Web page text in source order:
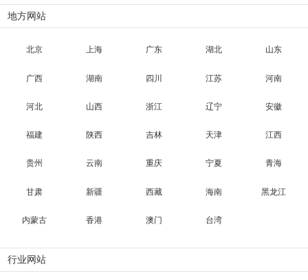
地方网站
北京 上海 广东 湖北 山东
广西 湖南 四川 江苏 河南
河北 山西 浙江 辽宁 安徽
福建 陕西 吉林 天津 江西
贵州 云南 重庆 宁夏 青海
甘肃 新疆 西藏 海南 黑龙江
内蒙古 香港 澳门 台湾
行业网站